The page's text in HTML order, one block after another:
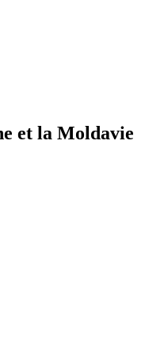
et la Moldavie